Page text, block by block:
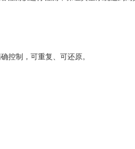
制，可重复、可还原。